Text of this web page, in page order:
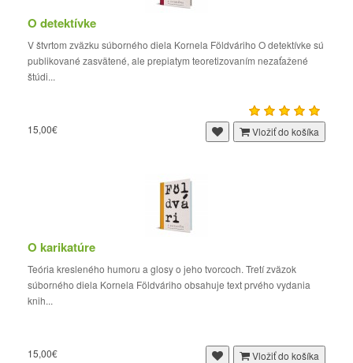
O detektívke
V štvrtom zväzku súborného diela Kornela Földváriho O detektívke sú
publikované zasvätené, ale prepiatym teoretizovaním nezaťažené
štúdi...
15,00€ Vložiť do košíka
O karikatúre
Teória kresleného humoru a glosy o jeho tvorcoch. Tretí zväzok
súborného diela Kornela Földváriho obsahuje text prvého vydania
knih...
15,00€ Vložiť do košíka